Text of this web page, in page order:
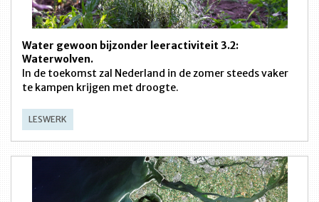
Water gewoon bijzonder leeractiviteit 3.2:
Waterwolven.
In de toekomst zal Nederland in de zomer steeds vaker
te kampen krijgen met droogte.
LESWERK